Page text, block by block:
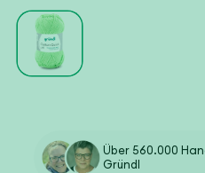
1
in
Modal
öffnen
Über 560.000
Gründl